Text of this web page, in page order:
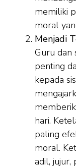
memiliki
moral
Menjadi
Guru dan
penting
kepada
hari.
paling
moral.
adil, jujur,